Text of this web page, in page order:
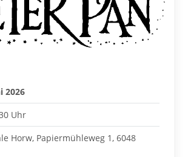
2026
Uhr
Horw, Papiermühleweg 1, 6048